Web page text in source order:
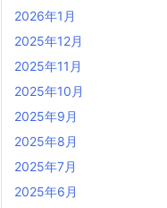
2026年1月
2025年12月
2025年11月
2025年10月
2025年9月
2025年8月
2025年7月
2025年6月